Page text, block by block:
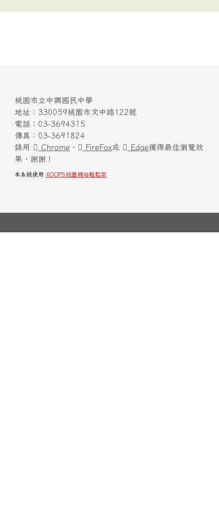
桃園市立中興國民中學
地址：330059桃園市文中路122號
電話：03-3694315
傳真：03-3691824
請用
Chrome 、 FireFox或 Edge獲得最佳瀏覽效
果，謝謝！
本系統使用 XOOPS校園網站輕鬆架